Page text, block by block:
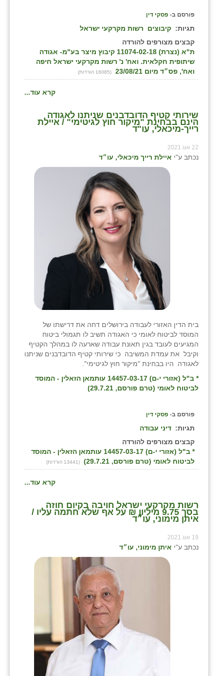
פורסם ב- פסקי דין
תגיות: קיבוצים
רשות מקרקעי ישראל
קבצים מצורפים להורדה
ת"א (נצרת) 11074-02-18 קיבוץ מיצר בע"מ- אגודה
שיתופית חקלאית. ואח' נ' רשות מקרקעי ישראל חיפה
ואח', פס״ד מיום 23/08/21
(16085 הורדות)
קרא עוד...
שירותי קטיף הדובדבנים שניתנו לאגודה
הינם בבחינת "מיקור חוץ לגיטימי" / איילת
רייך-מיכאלי, עו"ד
22 אוג 2021
נכתב ע"י איילת רייך מיכאלי, עו״ד
בית הדין האזורי לעבודה בירושלים דחה את דרישתו של
המוסד לביטוח לאומי כי האגודה תשיב לו תגמולי ביטוח
המגיעים לעובד בגין תאונת עבודה שארעה לו במהלך הקטיף
וקיבל את עמדת המשיבה כי שירותי קטיף הדובדבנים שניתנו
לאגודה היו בבחינת "מיקור חוץ לגיטימי".
* ב"ל (אזורי י-ם) 14457-03-17 עותמאן הזאלין - המוסד
לביטוח לאומי (טרם פורסם, 29.7.21)
פורסם ב- פסקי דין
תגיות: דיני עבודה
קבצים מצורפים להורדה
* ב"ל (אזורי י-ם) 14457-03-17 עותמאן הזאלין - המוסד
לביטוח לאומי (טרם פורסם, 29.7.21)
(13441 הורדות)
קרא עוד...
רשות מקרקעי ישראל חויבה בקיום חוזה
בסך 9.75 מיליון ₪ על אף שלא חתמה עליו /
איתן מימוני, עו״ד
19 אוג 2021
נכתב ע"י איתן מימוני, עו״ד
רמת הדר
שדה ורבורג
שדה צבי
שכניה
תלמי יוסף
בוסתן הגליל